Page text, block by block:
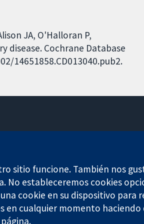
JA, O'Halloran P,
disease. Cochrane Database
14651858.CD013040.pub2.
sitio funcione. También nos
No estableceremos cookies
cookie en su dispositivo para
en cualquier momento haciendo